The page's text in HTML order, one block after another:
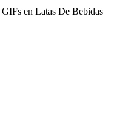
GIFs en Latas De Bebidas